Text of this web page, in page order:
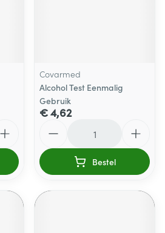
Covarmed
Alcohol Test Eenmalig
Gebruik
€ 4,62
Bestel